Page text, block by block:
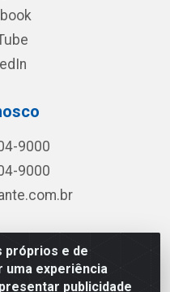
próprios e de
experiência
publicidade
9000
9000
699 - Aviário,
44.096-218 - CNPJ